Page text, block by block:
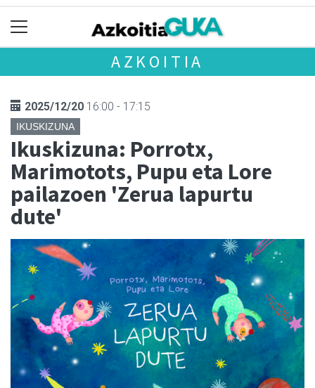
AZKOITIA
2025/12/20 16:00 - 17:15
IKUSKIZUNA
Ikuskizuna: Porrotx,
Marimotots, Pupu eta Lore
pailazoen 'Zerua lapurtu
dute'